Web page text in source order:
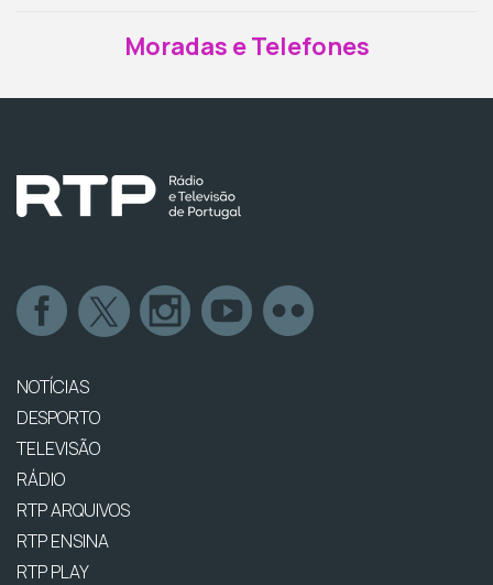
Moradas e Telefones
NOTÍCIAS
DESPORTO
TELEVISÃO
RÁDIO
RTP ARQUIVOS
RTP ENSINA
RTP PLAY